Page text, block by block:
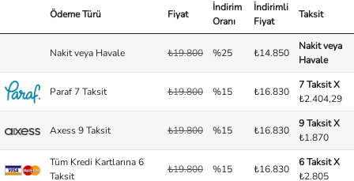
Ödeme Türü Fiyat
İndirim
Oranı
İndirimli
Fiyat
Taksit
Nakit veya Havale ₺19.800 %25 ₺14.850
Nakit veya
Havale
Paraf 7 Taksit ₺19.800 %15 ₺16.830
7 Taksit X
₺2.404,29
Axess 9 Taksit ₺19.800 %15 ₺16.830
9 Taksit X
₺1.870
Tüm Kredi Kartlarına 6
Taksit
₺19.800 %15 ₺16.830
6 Taksit X
₺2.805